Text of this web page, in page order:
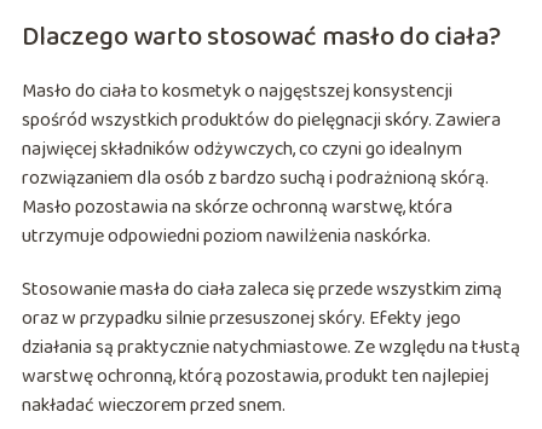
Dlaczego warto stosować masło do ciała?
Masło do ciała to kosmetyk o najgęstszej konsystencji
spośród wszystkich produktów do pielęgnacji skóry. Zawiera
najwięcej składników odżywczych, co czyni go idealnym
rozwiązaniem dla osób z bardzo suchą i podrażnioną skórą.
Masło pozostawia na skórze ochronną warstwę, która
utrzymuje odpowiedni poziom nawilżenia naskórka.
Stosowanie masła do ciała zaleca się przede wszystkim zimą
oraz w przypadku silnie przesuszonej skóry. Efekty jego
działania są praktycznie natychmiastowe. Ze względu na tłustą
warstwę ochronną, którą pozostawia, produkt ten najlepiej
nakładać wieczorem przed snem.